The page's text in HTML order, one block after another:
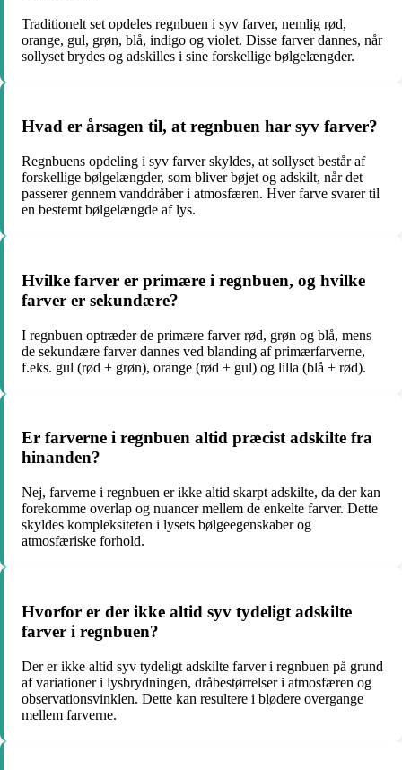
Traditionelt set opdeles regnbuen i syv farver, nemlig rød,
orange, gul, grøn, blå, indigo og violet. Disse farver dannes, når
sollyset brydes og adskilles i sine forskellige bølgelængder.
Hvad er årsagen til, at regnbuen har syv farver?
Regnbuens opdeling i syv farver skyldes, at sollyset består af
forskellige bølgelængder, som bliver bøjet og adskilt, når det
passerer gennem vanddråber i atmosfæren. Hver farve svarer til
en bestemt bølgelængde af lys.
Hvilke farver er primære i regnbuen, og hvilke
farver er sekundære?
I regnbuen optræder de primære farver rød, grøn og blå, mens
de sekundære farver dannes ved blanding af primærfarverne,
f.eks. gul (rød + grøn), orange (rød + gul) og lilla (blå + rød).
Er farverne i regnbuen altid præcist adskilte fra
hinanden?
Nej, farverne i regnbuen er ikke altid skarpt adskilte, da der kan
forekomme overlap og nuancer mellem de enkelte farver. Dette
skyldes kompleksiteten i lysets bølgeegenskaber og
atmosfæriske forhold.
Hvorfor er der ikke altid syv tydeligt adskilte
farver i regnbuen?
Der er ikke altid syv tydeligt adskilte farver i regnbuen på grund
af variationer i lysbrydningen, dråbestørrelser i atmosfæren og
observationsvinklen. Dette kan resultere i blødere overgange
mellem farverne.